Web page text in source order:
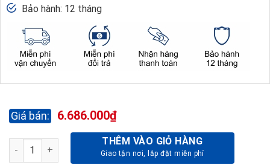
Bảo hành: 12 tháng
6.686.000₫
SOFA GIƯỜNG SF137 số lượngTHÊM VÀO GIỎ HÀNG